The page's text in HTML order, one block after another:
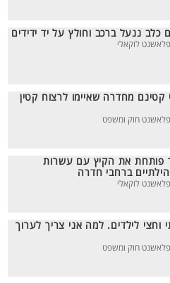
כלב ננעל ברכב וחולץ על יד ידידים
קטינם מחדרה שאיימו לרצוח קטין
פותחת את הקיץ עם עשרות
ברחבי חדרה
וחצי לילדים. למה אני צריך לערוך